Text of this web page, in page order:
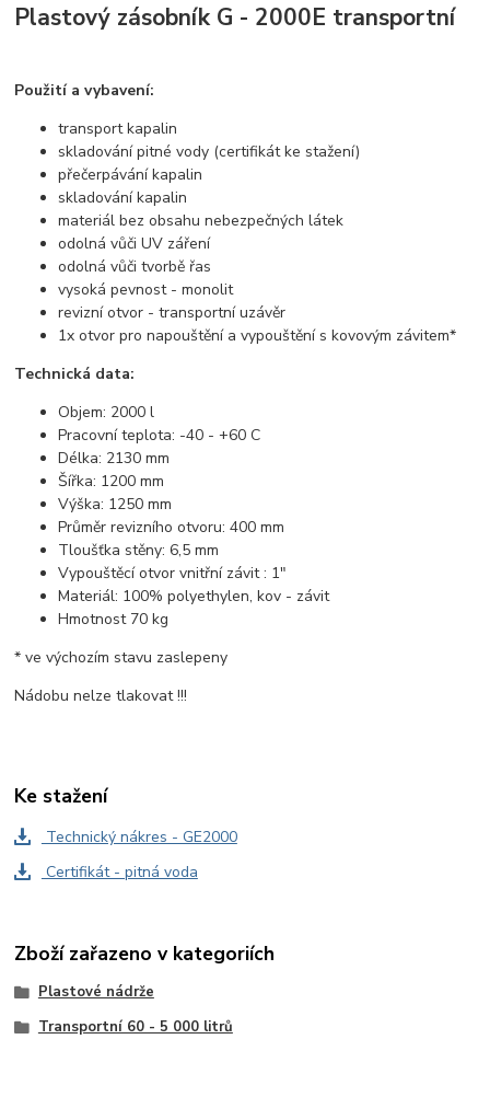
Plastový zásobník G - 2000E transportní
Použití a vybavení:
transport kapalin
skladování pitné vody (certifikát ke stažení)
přečerpávání kapalin
skladování kapalin
materiál bez obsahu nebezpečných látek
odolná vůči UV záření
odolná vůči tvorbě řas
vysoká pevnost - monolit
revizní otvor - transportní uzávěr
1x otvor pro napouštění a vypouštění s kovovým závitem*
Technická data:
Objem: 2000 l
Pracovní teplota: -40 - +60 C
Délka: 2130 mm
Šířka: 1200 mm
Výška: 1250 mm
Průměr revizního otvoru: 400 mm
Tloušťka stěny: 6,5 mm
Vypouštěcí otvor vnitřní závit : 1"
Materiál: 100% polyethylen, kov - závit
Hmotnost 70 kg
* ve výchozím stavu zaslepeny
Nádobu nelze tlakovat !!!
Ke stažení
Technický nákres - GE2000
Certifikát - pitná voda
Zboží zařazeno v kategoriích
Plastové nádrže
Transportní 60 - 5 000 litrů